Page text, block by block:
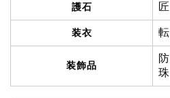
護石
装衣
装飾品